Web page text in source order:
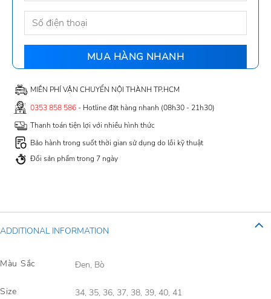
MIỄN PHÍ VẬN CHUYỂN NỘI THÀNH TP.HCM
0353 858 586- Hotline đặt hàng nhanh (08h30 - 21h30)
Thanh toán tiện lợi với nhiều hình thức
Bảo hành trong suốt thời gian sử dụng do lỗi kỹ thuật
Đổi sản phẩm trong 7 ngày
ADDITIONAL INFORMATION
Màu Sắc Đen, Bò
Size 34, 35, 36, 37, 38, 39, 40, 41